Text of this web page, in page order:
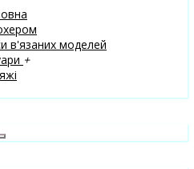
в'язаних моделей
+